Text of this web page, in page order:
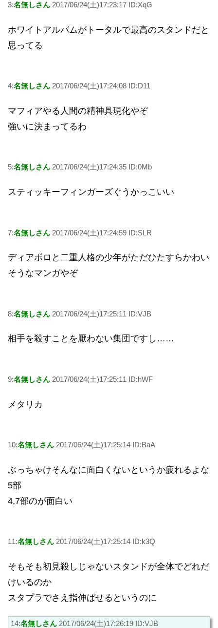
3:名無しさん 2017/06/24(土)17:23:17 ID:XqG
ホワイトアルバムがトータルで最高のスタンドだと
思ってる
4:名無しさん 2017/06/24(土)17:24:08 ID:D11
マフィアやる人間の精神具現化やぞ
強いに決まってるわ
5:名無しさん 2017/06/24(土)17:24:35 ID:0Mb
スティッキーフィンガーズぐうかっこいい
7:名無しさん 2017/06/24(土)17:24:59 ID:SLR
ディアボロと二重人格の少年がただひたすらかわい
そうなマンガやぞ
8:名無しさん 2017/06/24(土)17:25:11 ID:VJB
相手を殺すことを厭わない集団ですし……
9:名無しさん 2017/06/24(土)17:25:11 ID:hWF
メタリカ
10:名無しさん 2017/06/24(土)17:25:14 ID:BaA
ぶっちゃけそんなに面白くないというか疲れるよな
5部
4,7部のが面白い
11:名無しさん 2017/06/24(土)17:25:14 ID:k3Q
そもそも初見殺しじゃないスタンドが全体でどれだ
けいるのか
スタプラでさえ指伸ばせるというのに
14:名無しさん 2017/06/24(土)17:26:19 ID:VJB